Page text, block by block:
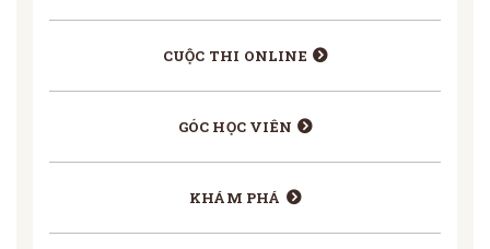
CUỘC THI ONLINE
GÓC HỌC VIÊN
KHÁM PHÁ